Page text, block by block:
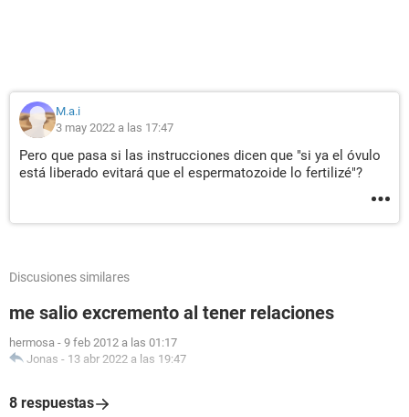
M.a.i
3 may 2022 a las 17:47
Pero que pasa si las instrucciones dicen que "si ya el óvulo
está liberado evitará que el espermatozoide lo fertilizé"?
Discusiones similares
me salio excremento al tener relaciones
hermosa - 9 feb 2012 a las 01:17
Jonas - 13 abr 2022 a las 19:47
8 respuestas